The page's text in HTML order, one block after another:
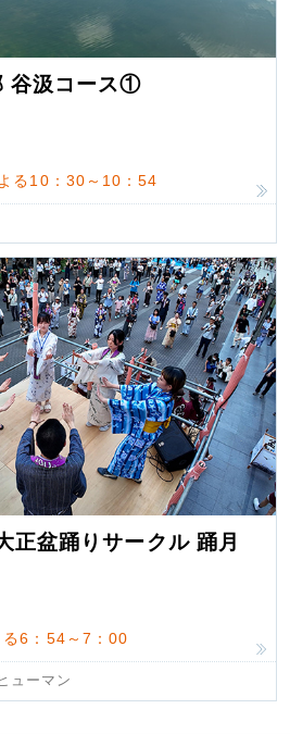
谷汲コース①
る10：30～10：54
盆踊りサークル 踊月
6：54～7：00
ューマン